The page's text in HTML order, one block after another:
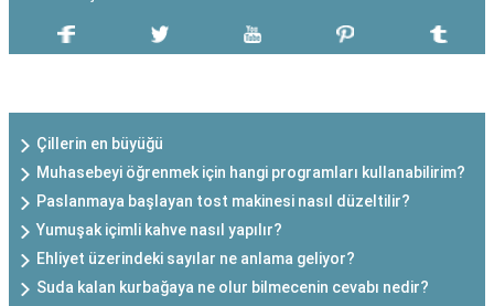
Çillerin en büyüğü
Muhasebeyi öğrenmek için hangi programları kullanabilirim?
Paslanmaya başlayan tost makinesi nasıl düzeltilir?
Yumuşak içimli kahve nasıl yapılır?
Ehliyet üzerindeki sayılar ne anlama geliyor?
Suda kalan kurbağaya ne olur bilmecenin cevabı nedir?